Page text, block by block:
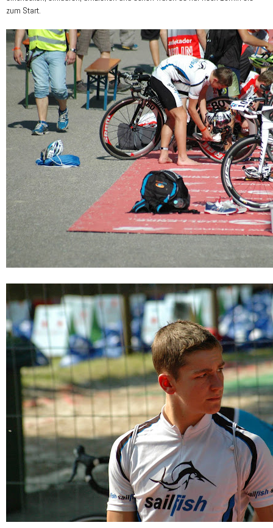
zum Start.